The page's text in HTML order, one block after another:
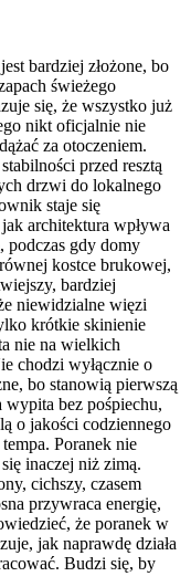
bardziej złożone, bo
świeżego
się, że wszystko już
nikt oficjalnie nie
za otoczeniem.
przed resztą
drzwi do lokalnego
staje się
architektura wpływa
podczas gdy domy
kostce brukowej,
bardziej
niewidzialne więzi
krótkie skinienie
nie na wielkich
chodzi wyłącznie o
bo stanowią pierwszą
wypita bez pośpiechu,
o jakości codziennego
Poranek nie
inaczej niż zimą.
cichszy, czasem
przywraca energię,
że poranek w
jak naprawdę działa
Budzi się, by